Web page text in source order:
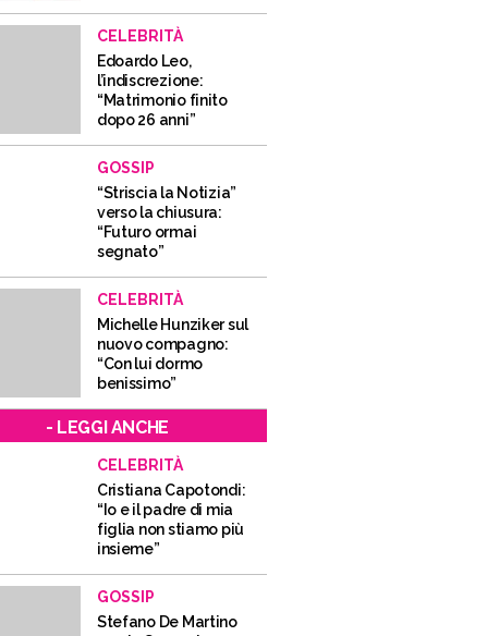
CELEBRITÀ
Edoardo Leo,
l’indiscrezione:
“Matrimonio finito
dopo 26 anni”
GOSSIP
“Striscia la Notizia”
verso la chiusura:
“Futuro ormai
segnato”
CELEBRITÀ
Michelle Hunziker sul
nuovo compagno:
“Con lui dormo
benissimo”
- LEGGI ANCHE
CELEBRITÀ
Cristiana Capotondi:
“Io e il padre di mia
figlia non stiamo più
insieme”
GOSSIP
Stefano De Martino